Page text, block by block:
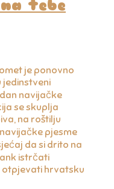
tebe
je ponovno
jedinstveni
navijačke
se skuplja
na roštilju
pjesme
da si drito na
istrčati
otpjevati hrvatsku